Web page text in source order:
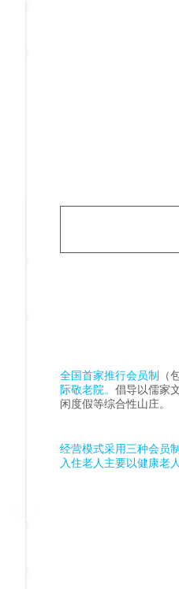
全国首家推行会员制
（
际敬老院。 倡导以儒家
闲度假等综合性山庄。
经营模式采用三种会员
入住老人主要以健康老